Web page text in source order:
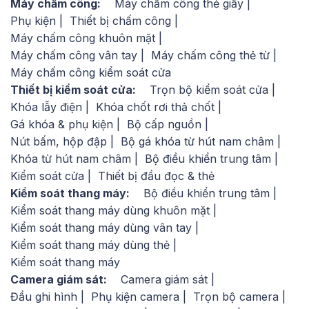
chính hãng, các chuyên gia khuyên bạn nên đến với
những địa chỉ uy tín. Hiện nay,
công ty uy tín hàng đầu tại Việt Nam chuyên phân
phối các thiết bị máy chấm công chính hãng Suprema.
Chúng tôi sở hữu đội ngũ tư vấn viên giàu kinh nghiệm
và tận tâm, luôn sẵn sàng hỗ trợ giúp bạn chọn lựa
được chiếc máy chấm công phù hợp nhất.
Hãy liên hệ với chúng tôi qua số điện thoại hotline
0942.190.368để tìm hiểu kỹ hơn về chiếc máy chấm
công Suprema BioLite Net. Đặc biệt, chế độ bảo hành
và mức giá sản phẩm tại
STECH luôn cạnh tranh số 1
trên thị trường. Chắc chắn bạn sẽ hài lòng với thiết bị
Suprema BioLite Net do chúng tôi cung cấp!
Sản phẩm
BioLite NetCủa Thương hiệuSUPREMA
dòng sản phẩm Máy chấm công vân tay,Máy
Máy chấm công:
Máy chấm công thẻ giấy
Phụ kiện
Thiết bị chấm công
Máy chấm công khuôn mặt
Máy chấm công vân tay
Máy chấm công thẻ từ
Máy chấm công kiểm soát cửa
Thiết bị kiểm soát cửa:
Trọn bộ kiểm soát cửa
Khóa lẫy điện
Khóa chốt rơi thả chốt
Gá khóa & phụ kiện
Bộ cấp nguồn
Nút bấm, hộp đập
Bộ gá khóa từ hút nam châm
Khóa từ hút nam châm
Bộ điều khiển trung tâm
Kiểm soát cửa
Thiết bị đầu đọc & thẻ
Kiểm soát thang máy:
Bộ điều khiển trung tâm
Kiểm soát thang máy dùng khuôn mặt
Kiểm soát thang máy dùng vân tay
Kiểm soát thang máy dùng thẻ
Kiểm soát thang máy
Camera giám sát:
Camera giám sát
Đầu ghi hình
Phụ kiện camera
Trọn bộ camera